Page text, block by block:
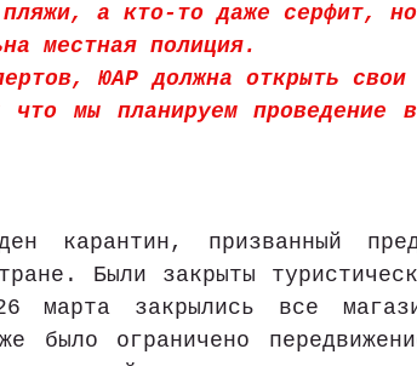
а кто-то даже серфит,
местная полиция.
ЮАР должна открыть
мы планируем проведение
карантин, призванный
Были закрыты
закрылись все
было ограничено